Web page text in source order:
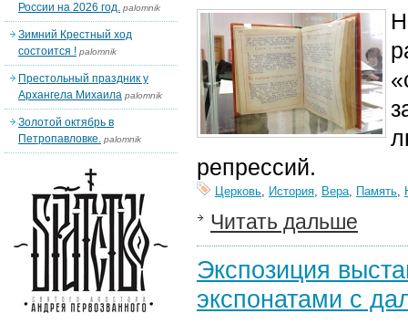
репрессий.
Церковь, История, Вера, Память,
Читать дальше
Экспозиция
экспонатами с
России на 2026 год. palomnik
Зимний Крестный ход
состоится ! palomnik
Престольный праздник у
Архангела Михаила palomnik
Золотой октябрь в
Петропавловке. palomnik